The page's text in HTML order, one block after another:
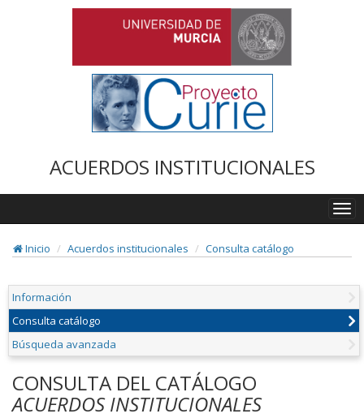
ACUERDOS INSTITUCIONALES
Inicio
Acuerdos institucionales Consulta catálogo
Información
Consulta catálogo
Búsqueda avanzada
CONSULTA DEL CATÁLOGO
ACUERDOS INSTITUCIONALES